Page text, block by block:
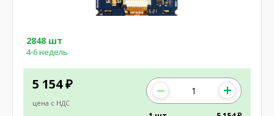
5 154 ₽
цена с НДС
2848 шт
4-6 недель